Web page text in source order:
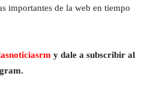
importantes de la web en tiempo
y dale a subscribir al